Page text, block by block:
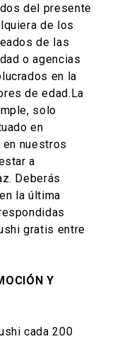
del presente
de los
de las
o agencias
en la
de edad.La
solo
en
nuestros
a
Deberás
la última
gratis entre
Y
cada 200